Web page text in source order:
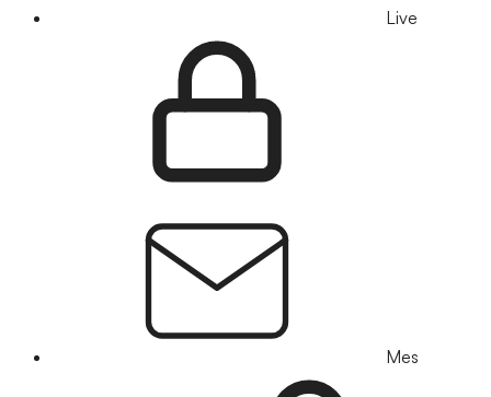
Live
Mes